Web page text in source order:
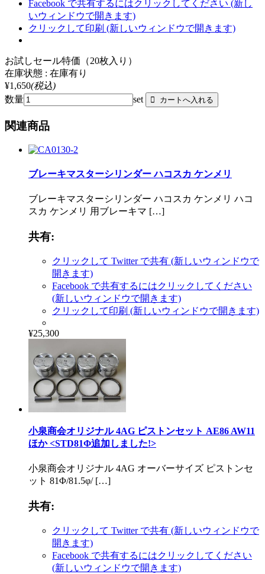
Facebook で共有するにはクリックしてください (新し
いウィンドウで開きます)
クリックして印刷 (新しいウィンドウで開きます)
お試しセール特価（20枚入り）
在庫状態 : 在庫有り
¥1,650(税込)
数量
set
関連商品
ブレーキマスターシリンダー ハコスカ ケンメリ
ブレーキマスターシリンダー ハコスカ ケンメリ ハコ
スカ ケンメリ 用ブレーキマ […]
共有:
クリックして Twitter で共有 (新しいウィンドウで
開きます)
Facebook で共有するにはクリックしてください
(新しいウィンドウで開きます)
クリックして印刷 (新しいウィンドウで開きます)
¥25,300
小泉商会オリジナル 4AG ピストンセット AE86 AW11
ほか <STD81Φ追加しました!>
小泉商会オリジナル 4AG オーバーサイズ ピストンセ
ット 81Φ/81.5φ/ […]
共有:
クリックして Twitter で共有 (新しいウィンドウで
開きます)
Facebook で共有するにはクリックしてください
(新しいウィンドウで開きます)